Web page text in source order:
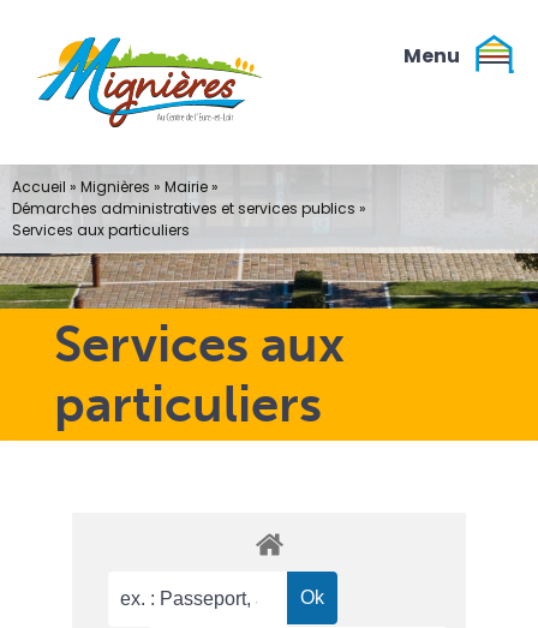
contenu
Services aux
particuliers
Accueil » Mignières » Mairie»
Démarches administratives et services publics »
Services aux particuliers